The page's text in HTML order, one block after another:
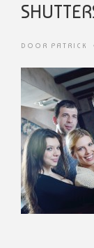
DOOR PATRICK